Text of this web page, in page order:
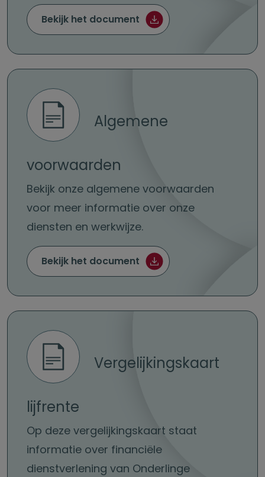
Bekijk het document Zelf je lijfrente afsluiten
Algemene
voorwaarden
Bekijk onze algemene voorwaarden
voor meer informatie over onze
diensten en werkwijze.
Bekijk het document Algemene voorwaarden
Vergelijkingskaart
lijfrente
Op deze vergelijkingskaart staat
informatie over financiële
dienstverlening van Onderlinge